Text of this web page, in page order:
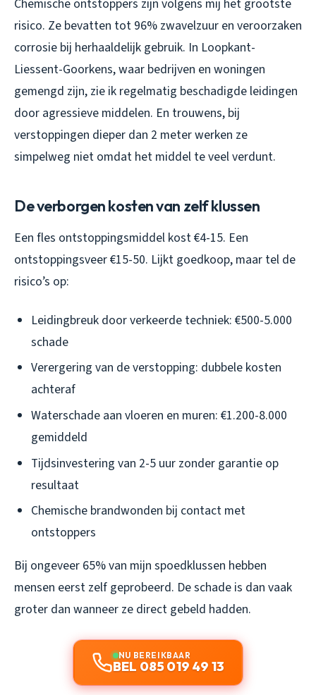
Chemische ontstoppers zijn volgens mij het grootste
risico. Ze bevatten tot 96% zwavelzuur en veroorzaken
corrosie bij herhaaldelijk gebruik. In Loopkant-
Liessent-Goorkens, waar bedrijven en woningen
gemengd zijn, zie ik regelmatig beschadigde leidingen
door agressieve middelen. En trouwens, bij
verstoppingen dieper dan 2 meter werken ze
simpelweg niet omdat het middel te veel verdunt.
De verborgen kosten van zelf klussen
Een fles ontstoppingsmiddel kost €4-15. Een
ontstoppingsveer €15-50. Lijkt goedkoop, maar tel de
risico’s op:
Leidingbreuk door verkeerde techniek: €500-5.000
schade
Verergering van de verstopping: dubbele kosten
achteraf
Waterschade aan vloeren en muren: €1.200-8.000
gemiddeld
Tijdsinvestering van 2-5 uur zonder garantie op
resultaat
Chemische brandwonden bij contact met
ontstoppers
Bij ongeveer 65% van mijn spoedklussen hebben
mensen eerst zelf geprobeerd. De schade is dan vaak
groter dan wanneer ze direct gebeld hadden.
NU BEREIKBAAR
BEL 085 019 49 13